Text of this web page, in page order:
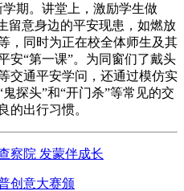
期。讲堂上，激励学生做
留意身边的平安现患，如燃放
，同时为正在校全体师生及其
安“第一课”。为同窗们了戴头
交通平安学问，还通过模仿实
探头”和“开门杀”等常见的交
的出行习惯。
察院 发蒙伴成长
创意大赛颁